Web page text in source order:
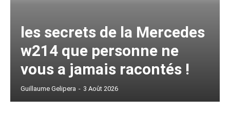
les secrets de la Mercedes
w214 que personne ne
vous a jamais racontés !
Guillaume Gelipera - 3 Août 2026